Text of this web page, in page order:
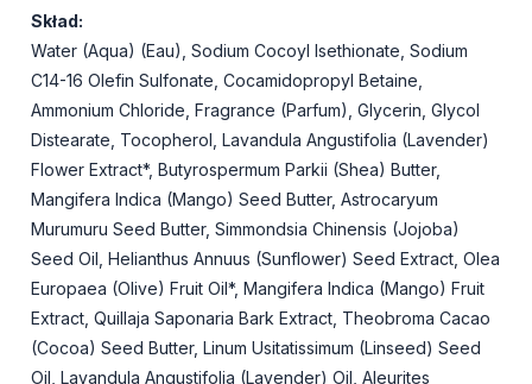
Skład:
Water (Aqua) (Eau), Sodium Cocoyl Isethionate, Sodium
C14-16 Olefin Sulfonate, Cocamidopropyl Betaine,
Ammonium Chloride, Fragrance (Parfum), Glycerin, Glycol
Distearate, Tocopherol, Lavandula Angustifolia (Lavender)
Flower Extract*, Butyrospermum Parkii (Shea) Butter,
Mangifera Indica (Mango) Seed Butter, Astrocaryum
Murumuru Seed Butter, Simmondsia Chinensis (Jojoba)
Seed Oil, Helianthus Annuus (Sunflower) Seed Extract, Olea
Europaea (Olive) Fruit Oil*, Mangifera Indica (Mango) Fruit
Extract, Quillaja Saponaria Bark Extract, Theobroma Cacao
(Cocoa) Seed Butter, Linum Usitatissimum (Linseed) Seed
Oil, Lavandula Angustifolia (Lavender) Oil, Aleurites